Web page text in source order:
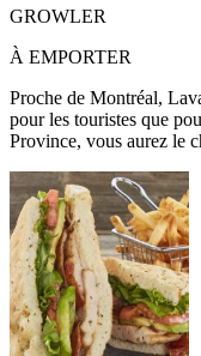
GROWLER
À EMPORTER
Proche de Montréal,
pour les touristes que
Province, vous aurez le